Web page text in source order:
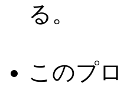
る。
このプ